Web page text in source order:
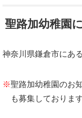
聖路加幼稚園
神奈川県鎌倉市にあ
※聖路加幼稚園のお
も募集しております